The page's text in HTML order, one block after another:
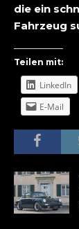
die ein
Fahrzeug
Teilen mit:
LinkedIn
E-Mail